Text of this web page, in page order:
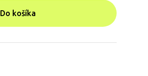
Do košíka